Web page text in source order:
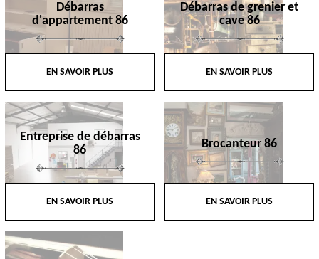
Débarras
d'appartement 86
EN SAVOIR PLUS
Débarras de grenier et
cave 86
EN SAVOIR PLUS
Entreprise de débarras
86
EN SAVOIR PLUS
Brocanteur 86
EN SAVOIR PLUS